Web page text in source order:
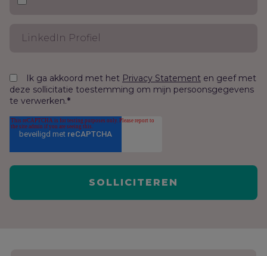
Ik ga akkoord met het Privacy Statement en geef met
deze sollicitatie toestemming om mijn persoonsgegevens
te verwerken.*